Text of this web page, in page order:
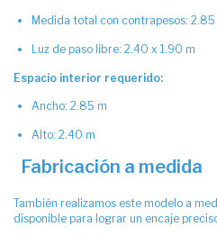
Medida total con contrapesos:
Luz de paso libre: 2.40 x 1.90 m
Espacio interior requerido:
Ancho: 2.85 m
Alto: 2.40 m
Fabricación a medida
También realizamos este modelo a
disponible para lograr un encaje